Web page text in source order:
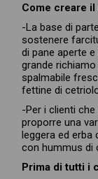
Come creare il
-La base di
sostenere
di pane aperte
grande
spalmabile
fettine di
-Per i clienti
proporre una
leggera ed erba
con hummus di
Prima di tutti i